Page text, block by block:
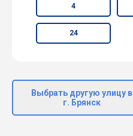
4
24
Выбрать другую улицу в
г. Брянск